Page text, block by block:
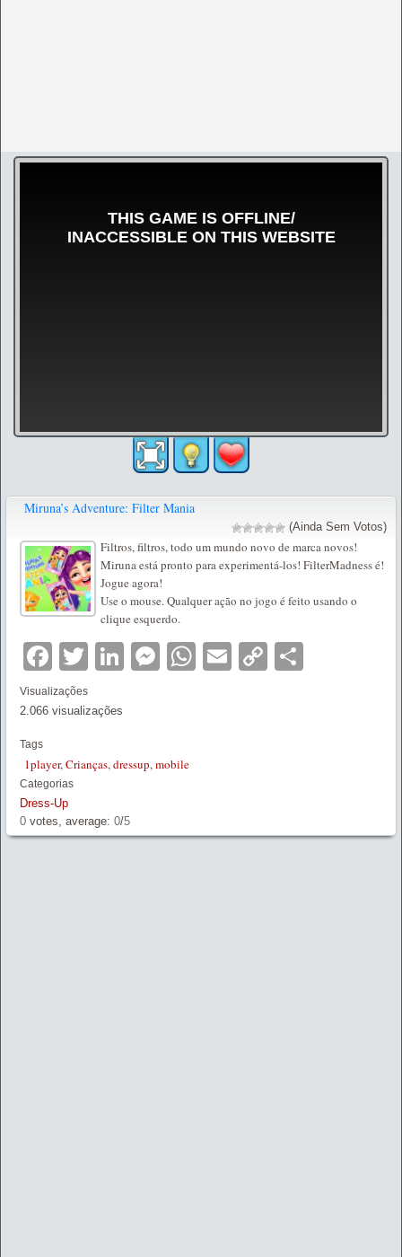
Miruna’s Adventure: Filter Mania
(Ainda Sem Votos)
Filtros, filtros, todo um mundo novo de marca novos!
Miruna está pronto para experimentá-los! FilterMadness é!
Jogue agora!
Use o mouse. Qualquer ação no jogo é feito usando o
clique esquerdo.
Facebook
TwitterLinkedIn
Messenger
WhatsApp
EmailCopy
Visualizações
2.066 visualizações
Tags
1player,Crianças,dressup,mobile
Categorias
Dress-Up
0 votes, average: 0/5